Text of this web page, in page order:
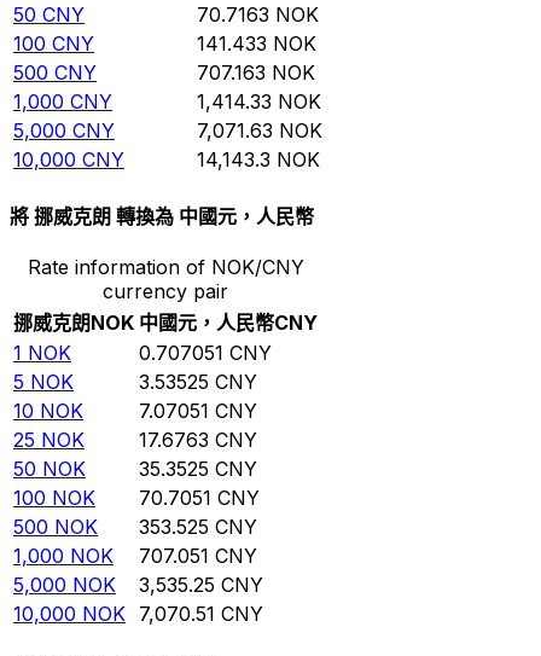
50 CNY 70.7163 NOK
100 CNY 141.433 NOK
500 CNY 707.163 NOK
1,000 CNY 1,414.33 NOK
5,000 CNY 7,071.63 NOK
10,000 CNY 14,143.3 NOK
將 挪威克朗 轉換為 中國元，人民幣
Rate information of NOK/CNY
currency pair
挪威克朗NOK 中國元，人民幣CNY
1 NOK 0.707051 CNY
5 NOK 3.53525 CNY
10 NOK 7.07051 CNY
25 NOK 17.6763 CNY
50 NOK 35.3525 CNY
100 NOK 70.7051 CNY
500 NOK 353.525 CNY
1,000 NOK 707.051 CNY
5,000 NOK 3,535.25 CNY
10,000 NOK 7,070.51 CNY